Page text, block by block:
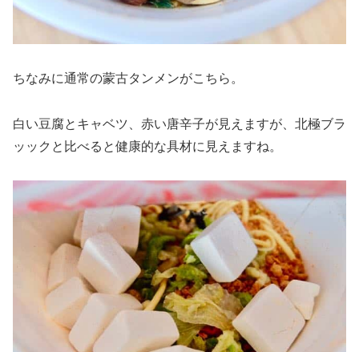
ちなみに通常の蒙古タンメンがこちら。
白い豆腐とキャベツ、赤い唐辛子が見えますが、北極ブラ
ッックと比べると健康的な具材に見えますね。